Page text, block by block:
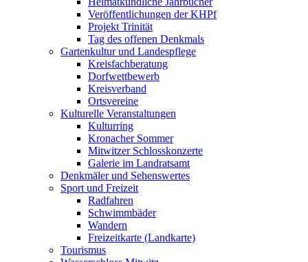
Veröffentlichungen der KHPf
Projekt Trinität
Tag des offenen Denkmals
Gartenkultur und Landespflege
Kreisfachberatung
Dorfwettbewerb
Kreisverband
Ortsvereine
Kulturelle Veranstaltungen
Kulturring
Kronacher Sommer
Mitwitzer Schlosskonzerte
Galerie im Landratsamt
Denkmäler und Sehenswertes
Sport und Freizeit
Radfahren
Schwimmbäder
Wandern
Freizeitkarte (Landkarte)
Tourismus